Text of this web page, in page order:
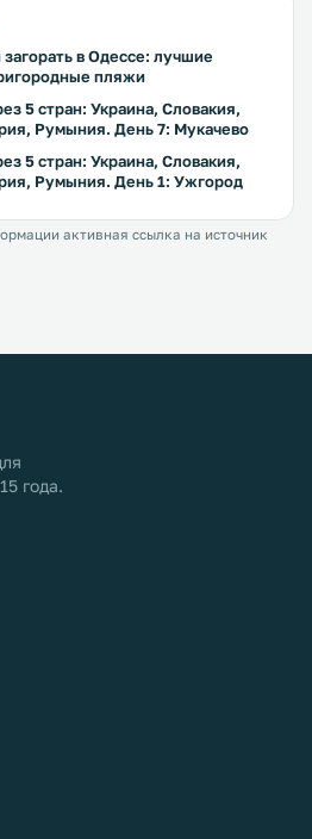
загорать в Одессе: лучшие
пляжи
5 стран: Украина, Словакия,
Румыния. День 7: Мукачево
5 стран: Украина, Словакия,
Румыния. День 1: Ужгород
активная ссылка на источник
года.